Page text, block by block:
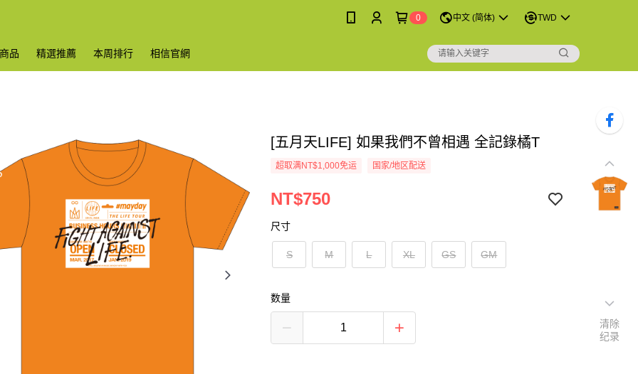
0 中文 (简体) TWD
品 精選推薦 本周排行 相信官網
[五月天LIFE] 如果我們不曾相遇 全記錄橘T
超取满NT$1,000免运 国家/地区配送
NT$750
尺寸
S M L XL GS GM
数量
清除
纪录